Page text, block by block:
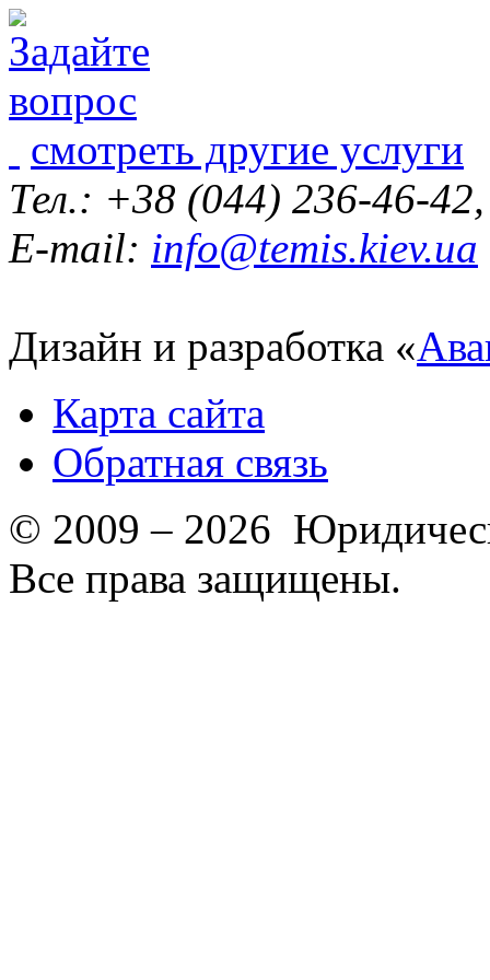
смотреть другие услуги
Тел.: +38 (044) 236-46-
E-mail: info@temis.kiev.ua
Дизайн и разработка «
Карта сайта
Обратная связь
© 2009 – 2026
Все права защищены.